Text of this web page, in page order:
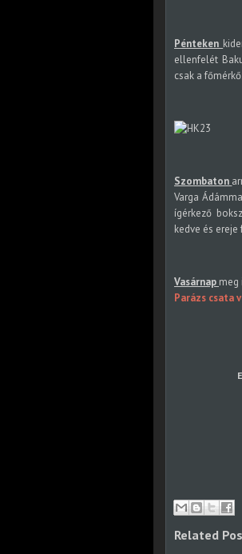
Pénteken
ellenfelét
csak a
Szombaton
Varga
ígérkező
kedve és
Vasárnap meg
Parázs csata
Related